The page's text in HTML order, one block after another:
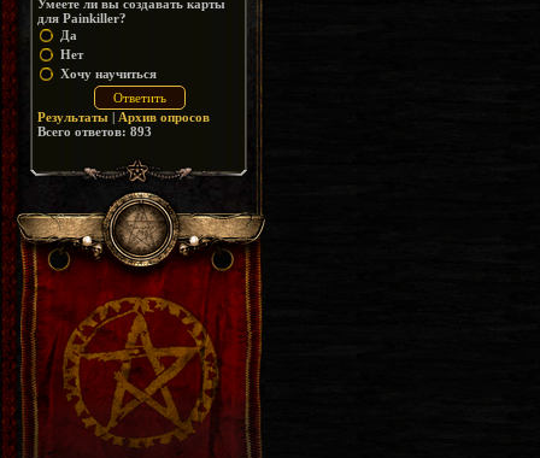
Умеете ли вы создавать карты
для Painkiller?
Да
Нет
Хочу научиться
Результаты | Архив опросов
Всего ответов: 893